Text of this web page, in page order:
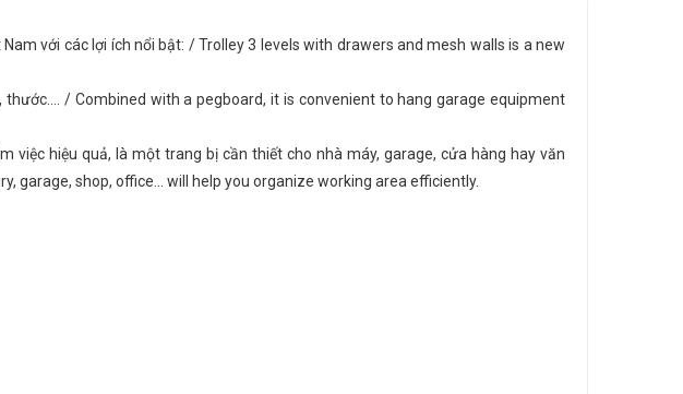
với các lợi ích nổi bật: / Trolley 3 levels with drawers and mesh walls is a new
/ Combined with a pegboard, it is convenient to hang garage equipment
việc hiệu quả, là một trang bị cần thiết cho nhà máy, garage, cửa hàng hay văn
garage, shop, office… will help you organize working area efficiently.